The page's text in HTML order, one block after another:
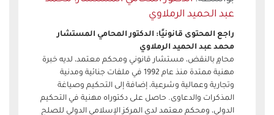
عبد الحميد الرملاوي
راجع المحتوى قانونيًا: الدكتور المحامي المستشار
محمد عبد الحميد الرملاوي
محامٍ بالنقض، مستشار قانوني ومحكم معتمد، لديه خبرة
مهنية ممتدة منذ عام 1992 في ملفات جنائية ومدنية
وتجارية وعمالية وشرعية، إضافة إلى التحكيم وصياغة
المذكرات والدعاوى. حاصل على دكتوراه مهنية في التحكيم
الدولي، ومحكم معتمد لدى المركز الإسلامي الدولي للصلح